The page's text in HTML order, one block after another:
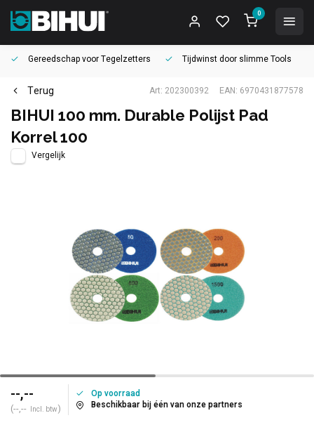
0
Gereedschap voorTegelzetters Tijdwinst door slimme Tools
Terug Art: 202300392 EAN: 6970431877578
BIHUI 100 mm. Durable Polijst Pad
Korrel 100
Vergelijk
--,--
(--,-- Incl. btw)
Op voorraad
Beschikbaar bij één van onze partners